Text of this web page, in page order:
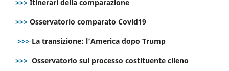
>>> Itinerari della comparazione
>>> Osservatorio comparato Covid19
>>> La transizione: l’America dopo Trump
>>> Osservatorio sul processo costituente cileno